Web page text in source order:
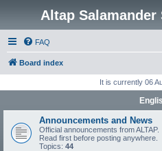
Altap
FAQ
Board index
It is currently 06
Announcements and News
Official announcements from ALTAP.
Read first before posting anywhere.
Topics: 44